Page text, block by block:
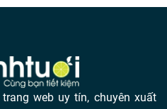
web uy tín, chuyên xuất